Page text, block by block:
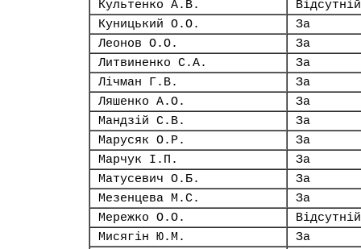
Культенко А.В.
Відсутній
Куницький О.О.
За
Леонов О.О.
За
Литвиненко С.А.
За
Лічман Г.В.
За
Ляшенко А.О.
За
Мандзій С.В.
За
Марусяк О.Р.
За
Марчук І.П.
За
Матусевич О.Б.
За
Мезенцева М.С.
За
Мережко О.О.
Відсутній
Мисягін Ю.М.
За